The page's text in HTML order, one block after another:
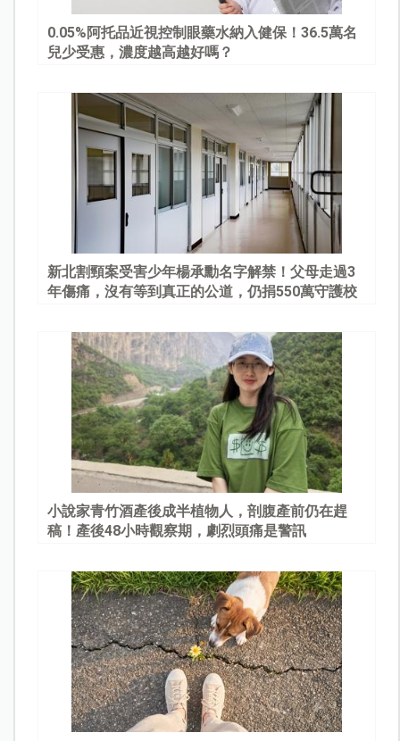
0.05%阿托品近視控制眼藥水納入健保！36.5萬名
兒少受惠，濃度越高越好嗎？
新北割頸案受害少年楊承勳名字解禁！父母走過3
年傷痛，沒有等到真正的公道，仍捐550萬守護校
小說家青竹酒產後成半植物人，剖腹產前仍在趕
稿！產後48小時觀察期，劇烈頭痛是警訊